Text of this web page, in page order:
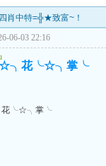
肖中特=╬★致富~！
06-03 22:16
花╰☆╮掌╰
╰☆╮掌╰